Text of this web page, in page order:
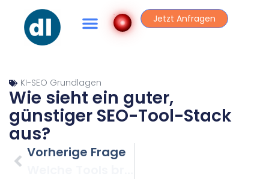
Jetzt Anfragen
KI-SEO Grundlagen
Wie sieht ein guter,
günstiger SEO-Tool-Stack
aus?
Vorherige Frage